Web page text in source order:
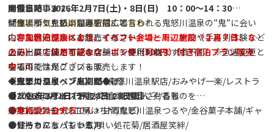
※「平家絵巻行列」は実施いたしません。それに伴い、姫役や侍役
の募集はございません。
★特集記事★
「鬼まつり」の楽しみ方は、こちら！
用意しています。
ぜひ、邪気を払い開運を招くと言われる鬼怒川温泉の”鬼”に会い
に、鬼怒川温泉へお越しください。
◆鬼まつりイベント期間◆
【2026年2月1日- 2月28日 28日間】
開催日時：2026年2月7日(土)・8日(日) 10：00～14：30
開催場所：鬼怒川温泉駅前広場
内容：地元グルメを販売するフードコート、射的や手裏剣体験など
ステージではさまざまなショーが行われます！
会場内では鬼グッズも販売します！
●フードコート（予定）
実行委員会（おでん・甘酒など）
健ちゃんち（もつ煮）
◇参加宿泊施設により、イベント会場と周辺施設（２月７日、８日
のみ）にて使用可能なクーポン券（500円）付き宿泊プラン販売
中！！
上記出展店舗と下記の店舗にて使用可能！（順不同）※急遽変更と
なる可能性がございます。
駅ナカショップACCESS鬼怒川温泉駅店/おみやげ一楽/レストラ
ンたしろ/タシロアート/お食事処杉ん子/香雅
バウムクーヘン工房はちや/鬼怒川温泉つるや/金谷菓子本舗/ギャ
ラリーカフェパントエ/唄い処花菊/居酒屋笑絆/
《鬼怒川温泉 『鬼』だらけ》
◆『鬼』のグッズや、『鬼』を連想させるものを
●身につけた方
●お持ちになっている方
対象施設はコチラ！！